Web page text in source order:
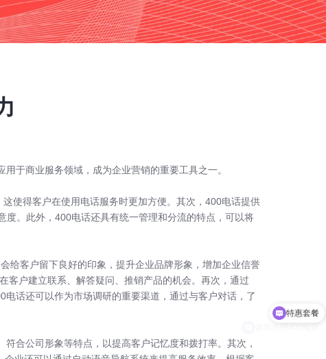
于商业服务领域，成为企业营销的重要工具之一。
使得客户在使用电话服务时更加方便。其次，400电话提供
。此外，400电话还具有统一管理和分流的特点，可以将
客户留下良好的印象，提升企业品牌形象，增加企业信誉
客户建立联系、解答疑问、推销产品的机会。再次，通过
话还可以作为市场调研的重要渠道，通过与客户对话，了
合公司形象等特点，以提高客户记忆度和拨打率。其次，
咨询办理400电话